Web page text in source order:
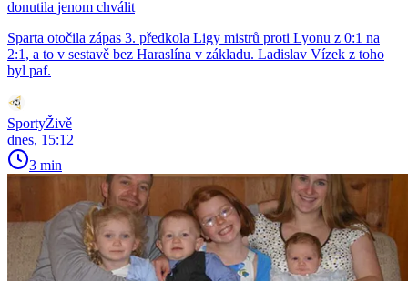
donutila jenom chválit
Sparta otočila zápas 3. předkola Ligy mistrů proti Lyonu z 0:1 na
2:1, a to v sestavě bez Haraslína v základu. Ladislav Vízek z toho
byl paf.
SportyŽivě
dnes, 15:12
3 min